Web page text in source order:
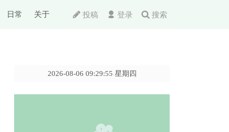
日常 关于 投稿 登录 搜索
2026-08-06 09:29:56 星期四